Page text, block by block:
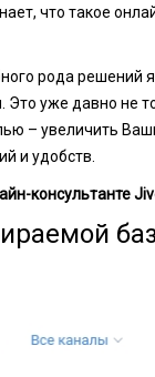
что такое
рода решений
Это уже давно не
– увеличить
и удобств.
консультанте